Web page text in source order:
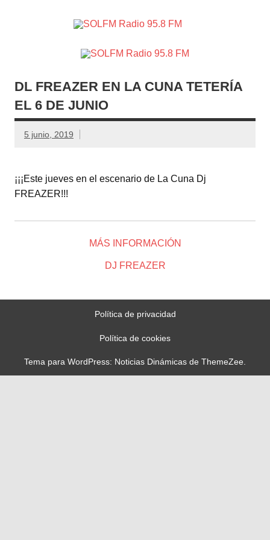
Crevillente, Radio en Vega Baja y Radio en el Medio
Vinalopó
DL FREAZER EN LA CUNA TETERÍA
EL 6 DE JUNIO
5 junio, 2019
¡¡¡Este jueves en el escenario de La Cuna Dj
FREAZER!!!
MÁS INFORMACIÓN
DJ FREAZER
Política de privacidad
Política de cookies
Tema para WordPress: Noticias Dinámicas de ThemeZee.